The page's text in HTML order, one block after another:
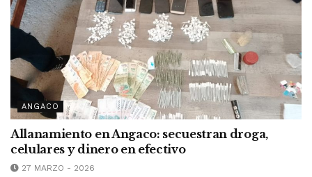
ANGACO
Allanamiento en Angaco: secuestran droga,
celulares y dinero en efectivo
27 MARZO - 2026